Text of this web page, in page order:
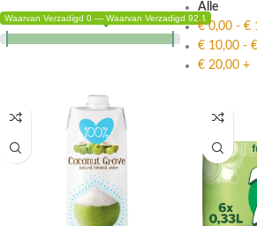
Waarvan Verzadigd 0 — Waarvan Verzadigd 92.1
Alle
€0,00 - €
€ 10,00 - €
€ 20,00 +